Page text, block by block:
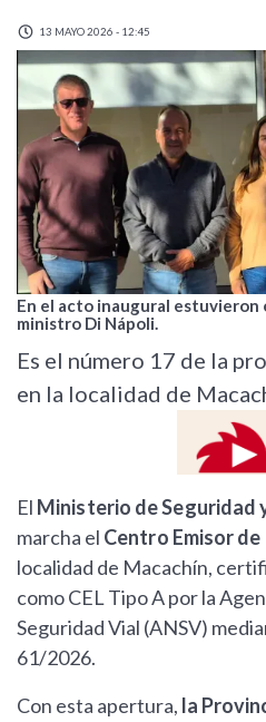
13 MAYO 2026 - 12:45
En el acto inaugural
ministro Di Nápoli.
Es el número 17 de la
en la localidad de
El Ministerio de Seguridad
marcha el Centro Emisor de
localidad de Macachín,
como CEL Tipo A por la
Seguridad Vial (ANSV)
61/2026.
Con esta apertura, la